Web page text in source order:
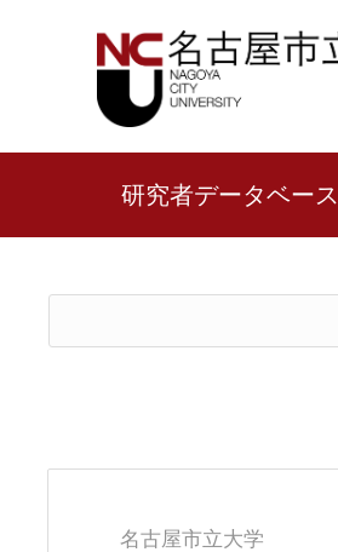
研究者データベース
名古屋市立大学